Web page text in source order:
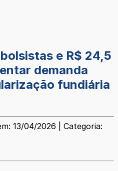
e R$ 24,5
demanda
fundiária
13/04/2026 | Categoria: